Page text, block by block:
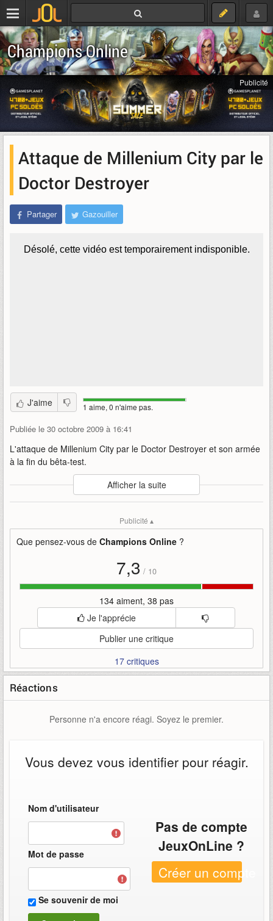
Champions Online
Publicité
Attaque de Millenium City par le
Doctor Destroyer
Partager Gazouiller
J'aime 1 aime, 0 n'aime pas.
Publiée le 30 octobre 2009 à 16:41
L'attaque de Millenium City par le Doctor Destroyer et son armée
à la fin du bêta-test.
Auteur
Cryptic / Atari
: LorDragon
city cryptic
Afficher la suite
Publicité ▴
Que pensez-vous de Champions Online ?
7,3 / 10
134 aiment, 38 pas
Je l'apprécie
Publier une critique
17 critiques
Réactions
Personne n'a encore réagi. Soyez le premier.
Vous devez vous identifier pour réagir.
Nom d'utilisateur
Mot de passe
Se souvenir de moi
Pas de compte
JeuxOnLine ?
Créer un compte